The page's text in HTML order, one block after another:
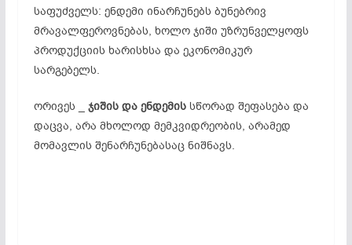
საფუძველს: ენდემი ინარჩუნებს ბუნებრივ
მრავალფეროვნებას, ხოლო ჯიში უზრუნველყოფს
პროდუქციის ხარისხსა და ეკონომიკურ
სარგებელს.
ორივეს _ ჯიშის და ენდემისსწორად შეფასება და
დაცვა, არა მხოლოდ მემკვიდრეობის, არამედ
მომავლის შენარჩუნებასაც ნიშნავს.